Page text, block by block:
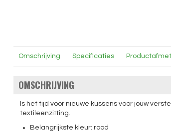
Omschrijving Specificaties
OMSCHRIJVING
Is het tijd voor nieuwe kussens voor jouw
textileenzitting.
Belangrijkste kleur: rood